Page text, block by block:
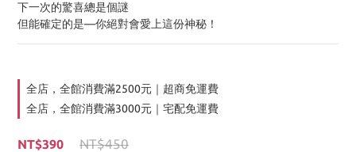
下一次的驚喜總是個謎
但能確定的是—你絕對會愛上這份神秘！
全店，全館消費滿2500元｜超商免運費
全店，全館消費滿3000元｜宅配免運費
NT$390 NT$450